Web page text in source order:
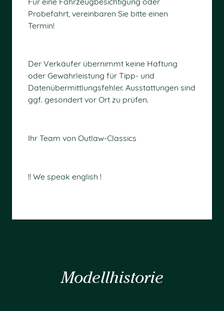
Probefahrt, vereinbaren Sie bitte einen
Termin!
Der Verkäufer übernimmt keine Haftung
oder Gewährleistung für Tipp- und
Datenübermittlungsfehler. Ausstattungen sind
ggf. gesondert vor Ort zu prüfen.
Ihr Team von Outlaw-Classics
!! We speak english !
Modellhistorie